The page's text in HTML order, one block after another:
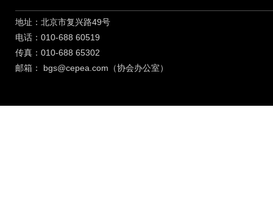
地址：北京市复兴路49号
电话：010-688 60519
传真：010-688 65302
邮箱：
bgs@cepea.com（协会办公室）